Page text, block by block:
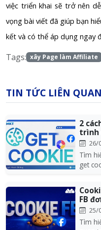
việc triển khai sẽ trở nên
vọng bài viết đã giúp bạn
kết và có thể áp dụng ngay
Tags: xây Page làm Affiliate
TIN TỨC LIÊN QUAN
2
trình
26/
Tìm
get
FB
25/
Tìm